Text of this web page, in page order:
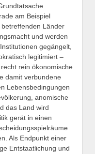
am Beispiel
Länder
und werden
gegängelt,
legitimiert –
rein ökonomische
damit verbundene
Lebensbedingungen
anomische
das Land wird
gerät in einen
Als Endpunkt einer
Entstaatlichung und